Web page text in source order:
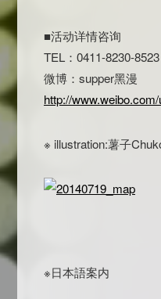
■活动详情咨询
TEL：0411-8230-8523
微博：supper黑漫
http://
※ illustration:薯子
※日本語案内